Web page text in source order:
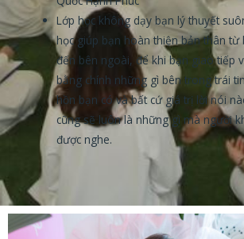
Lớp học không dạy bạn lý thuyết
học giúp bạn hoàn thiện bản thân từ
đến bên ngoài, để khi bạn giao tiếp
bằng chính những gì bên trong trái
hồn bạn có và bất cứ giá trị lời nói
cũng sẽ luôn là những gì mà người
được nghe.